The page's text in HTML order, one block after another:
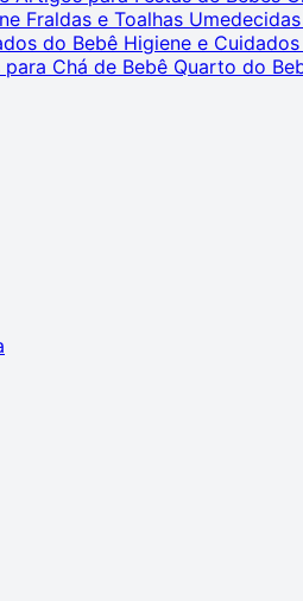
Fraldas e Toalhas Umedecidas
do Bebê Higiene e
para Chá de Bebê Quarto do